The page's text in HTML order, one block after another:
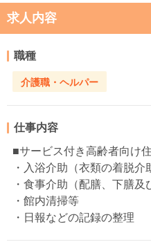
求人内容
職種
介護職・ヘルパー
仕事内容
■サービス付き高齢者向け
・入浴介助（衣類の着脱介
・食事介助（配膳、下膳及
・館内清掃等
・日報などの記録の整理